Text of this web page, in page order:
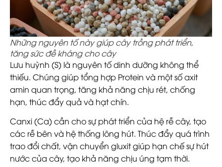
Những nguyên tố này giúp cây trồng phát triển,
tăng sức đề kháng cho cây
Lưu huỳnh (S) là nguyên tố dinh dưỡng không thể
thiếu. Chúng giúp tổng hợp Protein và một số axit
amin quan trọng, tăng khả năng chịu rét, chống
hạn, thúc đẩy quả và hạt chín.
Canxi (Ca) cần cho sự phát triển của hệ rễ cây, tạo
các rễ bên và hệ thống lông hút. Thúc đẩy quá trình
trao đổi chất, vận chuyển gluxit giúp hạn chế sự hút
nước của cây, tạo khả năng chịu úng tạm thời.